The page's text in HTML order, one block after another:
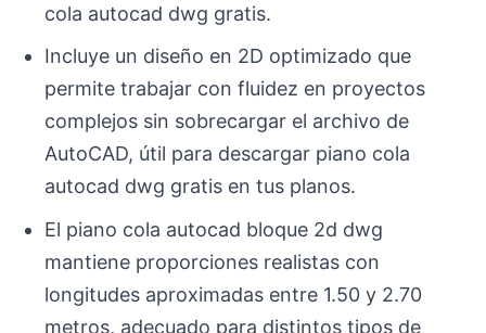
cola autocad dwg gratis.
Incluye un diseño en 2D optimizado que
permite trabajar con fluidez en proyectos
complejos sin sobrecargar el archivo de
AutoCAD, útil para descargar piano cola
autocad dwg gratis en tus planos.
El piano cola autocad bloque 2d dwg
mantiene proporciones realistas con
longitudes aproximadas entre 1.50 y 2.70
metros, adecuado para distintos tipos de